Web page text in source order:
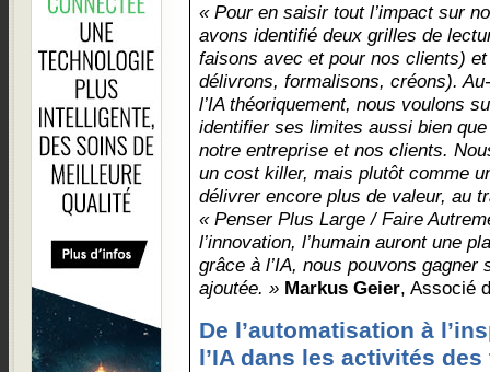
« Pour en saisir tout l’impact sur
avons identifié deux grilles de
faisons avec et pour nos clients)
délivrons, formalisons, créons).
l’IA théoriquement, nous voulons
identifier ses limites aussi bien
notre entreprise et nos clients.
un cost killer, mais plutôt comme
délivrer encore plus de valeur, au
« Penser Plus Large / Faire
l’innovation, l’humain auront une
grâce à l’IA, nous pouvons
ajoutée. » Markus Geier, Associé
De l’automatisation à
l’IA dans les activités